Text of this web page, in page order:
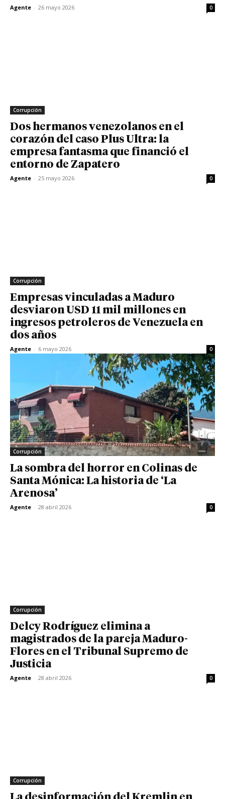
Agente - 26 mayo 2026 0
Corrupción
Dos hermanos venezolanos en el
corazón del caso Plus Ultra: la
empresa fantasma que financió el
entorno de Zapatero
Agente - 25 mayo 2026 0
Corrupción
Empresas vinculadas a Maduro
desviaron USD 11 mil millones en
ingresos petroleros de Venezuela en
dos años
Agente - 6 mayo 2026 0
Corrupción
La sombra del horror en Colinas de
Santa Mónica: La historia de ‘La
Arenosa’
Agente - 28 abril 2026 0
Corrupción
Delcy Rodríguez elimina a
magistrados de la pareja Maduro-
Flores en el Tribunal Supremo de
Justicia
Agente - 28 abril 2026 0
Corrupción